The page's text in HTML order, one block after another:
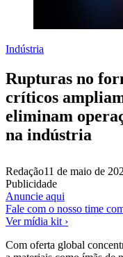
Indústria
Rupturas no
críticos
eliminam
na indústria
Redação11 de maio de
Publicidade
Anuncie aqui
Fale com o nosso time
Ver mídia kit ›
Com oferta global